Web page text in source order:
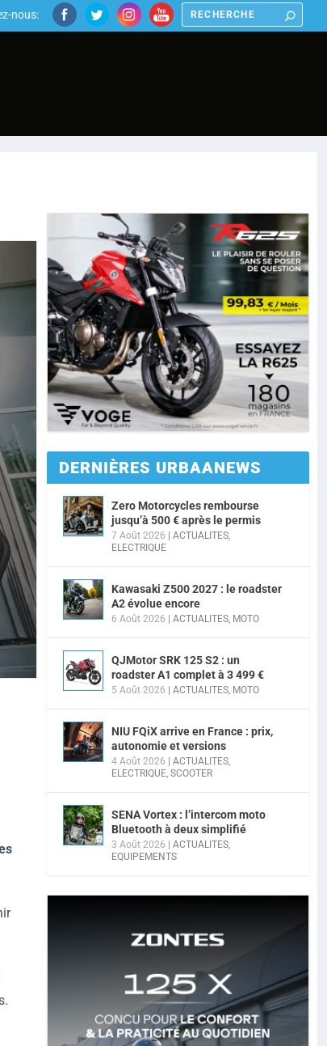
nous:
DERNIÈRES URBAANEWS
Zero Motorcycles rembourse
jusqu’à 500 € après le permis
7 Août 2026 ACTUALITES,
ELECTRIQUE
Kawasaki Z500 2027 : le roadster
A2 évolue encore
6 Août 2026 ACTUALITES, MOTO
QJMotor SRK 125 S2 : un
roadster A1 complet à 3 499 €
5 Août 2026 ACTUALITES, MOTO
NIU FQiX arrive en France : prix,
autonomie et versions
4 Août 2026 ACTUALITES,
ELECTRIQUE, SCOOTER
SENA Vortex : l’intercom moto
Bluetooth à deux simplifié
3 Août 2026 ACTUALITES,
EQUIPEMENTS